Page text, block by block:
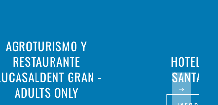
AGROTURISMO Y
RESTAURANTE
GRAN -
ADULTS ONLY
HOTEL